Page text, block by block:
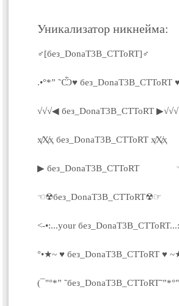
Уникализатор никнейма:
♂[без_DonaT3B_CTToRT]♂
.•°*” ˜Ѽ♥ без_DonaT3B_CTToRT
√√√◀ без_DonaT3B_CTToRT ▶√√√
ҳ̸Ҳ̸ҳ без_DonaT3B_CTToRT ҳ̸Ҳ̸ҳ
▶ без_DonaT3B_CTToRT
☜☢без_DonaT3B_CTToRT☢☞
<-•:...your
°•★~ ♥ без_DonaT3B_CTToRT ♥
(¯"°*”